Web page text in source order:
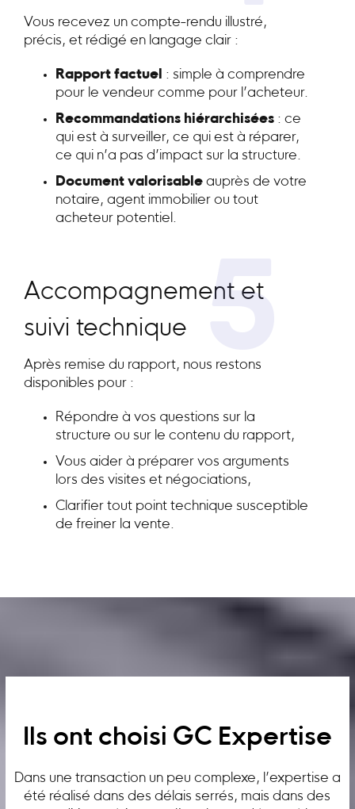
Vous recevez un compte-rendu illustré,
précis, et rédigé en langage clair :
Rapport factuel : simple à comprendre
pour le vendeur comme pour l’acheteur.
Recommandations hiérarchisées : ce
qui est à surveiller, ce qui est à réparer,
ce qui n’a pas d’impact sur la structure.
Document valorisable auprès de votre
notaire, agent immobilier ou tout
acheteur potentiel.
5
Accompagnement et
suivi technique
Après remise du rapport, nous restons
disponibles pour :
Répondre à vos questions sur la
structure ou sur le contenu du rapport,
Vous aider à préparer vos arguments
lors des visites et négociations,
Clarifier tout point technique susceptible
de freiner la vente.
Ils ont choisi GC Expertise
Dans une transaction un peu complexe, l’expertise a
été réalisé dans des délais serrés, mais dans des